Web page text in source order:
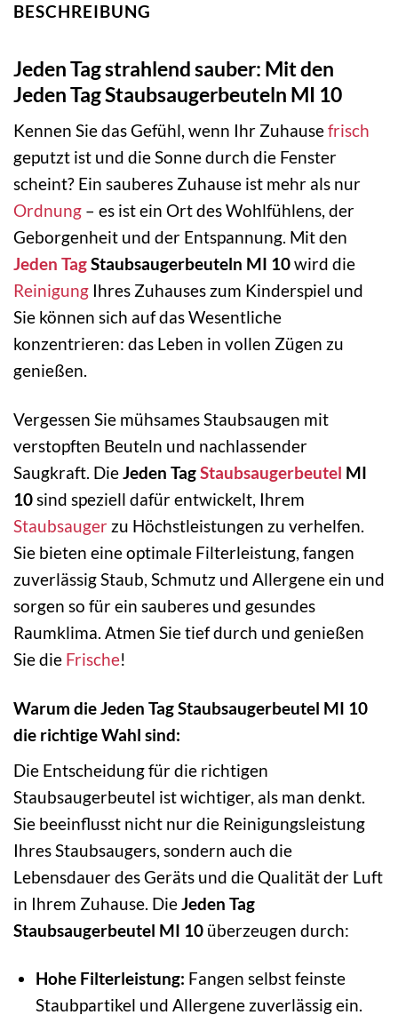
BESCHREIBUNG
Jeden Tag strahlend sauber: Mit den
Jeden Tag Staubsaugerbeuteln MI 10
Kennen Sie das Gefühl, wenn Ihr Zuhausefrisch
geputzt ist und die Sonne durch die Fenster
scheint? Ein sauberes Zuhause ist mehr als nur
Ordnung – es ist ein Ort des Wohlfühlens, der
Geborgenheit und der Entspannung. Mit den
Jeden TagStaubsaugerbeuteln MI 10wird die
Reinigung Ihres Zuhauses zum Kinderspiel und
Sie können sich auf das Wesentliche
konzentrieren: das Leben in vollen Zügen zu
genießen.
Vergessen Sie mühsames Staubsaugen mit
verstopften Beuteln und nachlassender
Saugkraft. DieJeden TagStaubsaugerbeutel MI
10sind speziell dafür entwickelt, Ihrem
Staubsauger zu Höchstleistungen zu verhelfen.
Sie bieten eine optimale Filterleistung, fangen
zuverlässig Staub, Schmutz und Allergene ein und
sorgen so für ein sauberes und gesundes
Raumklima. Atmen Sie tief durch und genießen
Sie die Frische!
Warum die Jeden Tag Staubsaugerbeutel MI 10
die richtige Wahl sind:
Die Entscheidung für die richtigen
Staubsaugerbeutel ist wichtiger, als man denkt.
Sie beeinflusst nicht nur die Reinigungsleistung
Ihres Staubsaugers, sondern auch die
Lebensdauer des Geräts und die Qualität der Luft
in Ihrem Zuhause. Die Jeden Tag
Staubsaugerbeutel MI 10 überzeugen durch:
Hohe Filterleistung: Fangen selbst feinste
Staubpartikel und Allergene zuverlässig ein.